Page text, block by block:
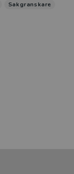
Sakgranskare